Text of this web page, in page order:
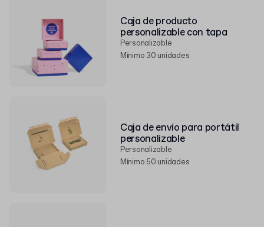
Caja de producto
personalizable con tapa
Personalizable
Mínimo 30 unidades
Caja de envío para portátil
personalizable
Personalizable
Mínimo 50 unidades